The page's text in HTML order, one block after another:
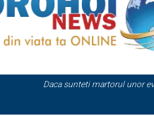
Daca sunteti martorul unor